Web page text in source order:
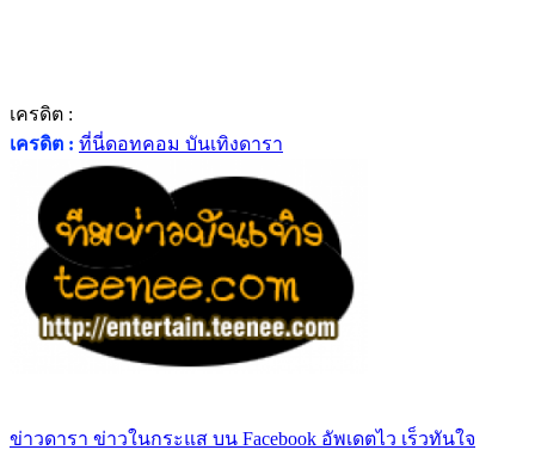
เครดิต :
เครดิต : ที่นี่ดอทคอม บันเทิงดารา
ข่าวดารา ข่าวในกระแส บน Facebook อัพเดตไว เร็วทันใจ